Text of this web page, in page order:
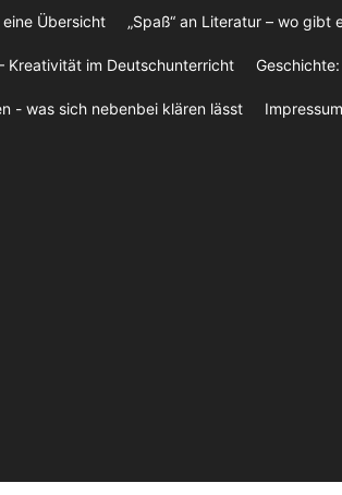
Übersicht „Spaß“ an Literatur – wo gibt
Kreativität im Deutschunterricht
- was sich nebenbei klären lässt Impressum